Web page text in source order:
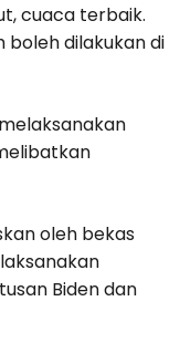
cuaca terbaik.
boleh dilakukan di
oleh bekas
Biden dan